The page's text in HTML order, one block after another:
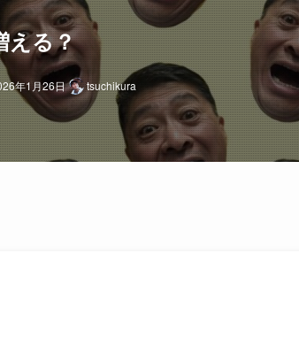
える？
年1月26日 tsuchikura